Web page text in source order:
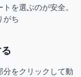
を選ぶのが安全。
がち
分をクリックして動